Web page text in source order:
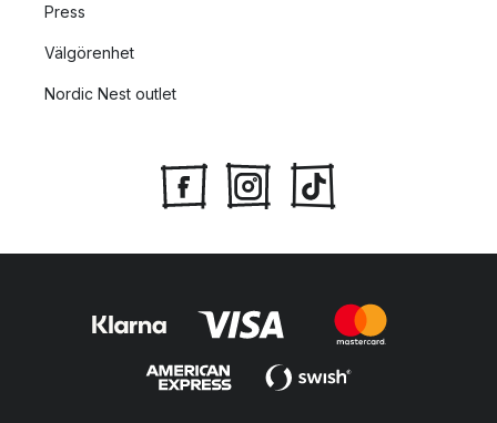
Press
Välgörenhet
Nordic Nest outlet